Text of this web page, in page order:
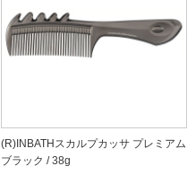
(R)INBATHスカルプカッサ プレミアム
ブラック / 38g